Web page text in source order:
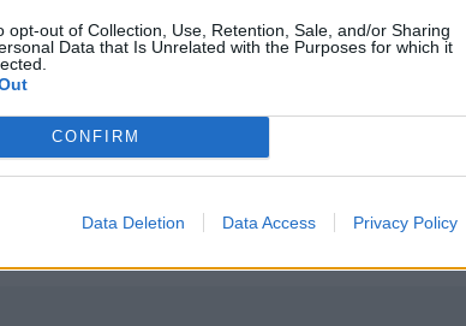
opt-out of Collection, Use, Retention, Sale, and/or Sharing
Data that Is Unrelated with the Purposes for which it
CONFIRM
Data Deletion Data Access Privacy Policy
év múlva?
módját: néhány éve még az érintős fizetés
mobillal. Hogyan tovább?Bódy Gergő
innovációs igazgatóját kérdezi a
átalakulásáról és jövőjéről.